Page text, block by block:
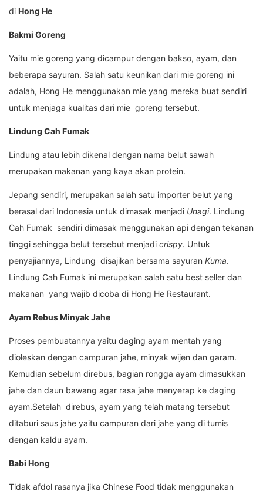
di Hong He
Bakmi Goreng
Yaitu mie goreng yang dicampur dengan bakso, ayam, dan
beberapa sayuran. Salah satu keunikan dari mie goreng ini
adalah, Hong He menggunakan mie yang mereka buat sendiri
untuk menjaga kualitas dari mie goreng tersebut.
Lindung Cah Fumak
Lindung atau lebih dikenal dengan nama belut sawah
merupakan makanan yang kaya akan protein.
Jepang sendiri, merupakan salah satu importer belut yang
berasal dari Indonesia untuk dimasak menjadi Unagi. Lindung
Cah Fumak sendiri dimasak menggunakan api dengan tekanan
tinggi sehingga belut tersebut menjadi crispy. Untuk
penyajiannya, Lindung disajikan bersama sayuran Kuma.
Lindung Cah Fumak ini merupakan salah satu best seller dan
makanan yang wajib dicoba di Hong He Restaurant.
Ayam Rebus Minyak Jahe
Proses pembuatannya yaitu daging ayam mentah yang
dioleskan dengan campuran jahe, minyak wijen dan garam.
Kemudian sebelum direbus, bagian rongga ayam dimasukkan
jahe dan daun bawang agar rasa jahe menyerap ke daging
ayam.Setelah direbus, ayam yang telah matang tersebut
ditaburi saus jahe yaitu campuran dari jahe yang di tumis
dengan kaldu ayam.
Babi Hong
Tidak afdol rasanya jika Chinese Food tidak menggunakan